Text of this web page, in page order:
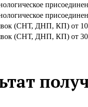
(СНТ, ДНП, КП) от 10
(СНТ, ДНП, КП) от 30